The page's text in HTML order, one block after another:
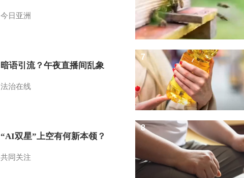
今日亚洲
暗语引流？午夜直播间乱象
法治在线
“AI双星”上空有何新本领？
共同关注
7
8